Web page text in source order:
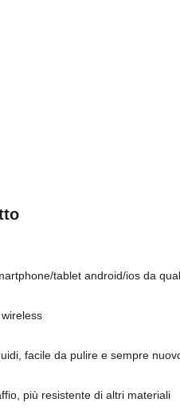
tablet android/ios da
facile da pulire e sempre
più resistente di altri materiali